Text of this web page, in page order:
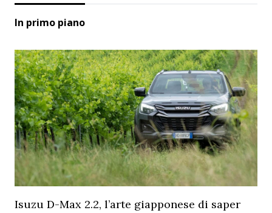
In primo piano
Isuzu D-Max 2.2, l’arte giapponese di saper